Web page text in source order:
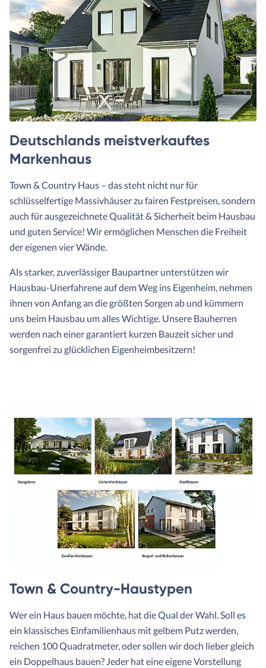
Deutschlands meistverkauftes
Markenhaus
Town & Country Haus – das steht nicht nur für
schlüsselfertige Massivhäuser zu fairen Festpreisen, sondern
auch für ausgezeichnete Qualität & Sicherheit beim Hausbau
und guten Service! Wir ermöglichen Menschen die Freiheit
der eigenen vier Wände.
Als starker, zuverlässiger Baupartner unterstützen wir
Hausbau-Unerfahrene auf dem Weg ins Eigenheim, nehmen
ihnen von Anfang an die größten Sorgen ab und kümmern
uns beim Hausbau um alles Wichtige. Unsere Bauherren
werden nach einer garantiert kurzen Bauzeit sicher und
sorgenfrei zu glücklichen Eigenheimbesitzern!
Town & Country-Haustypen
Wer ein Haus bauen möchte, hat die Qual der Wahl. Soll es
ein klassisches Einfamilienhaus mit gelbem Putz werden,
reichen 100 Quadratmeter, oder sollen wir doch lieber gleich
ein Doppelhaus bauen? Jeder hat eine eigene Vorstellung